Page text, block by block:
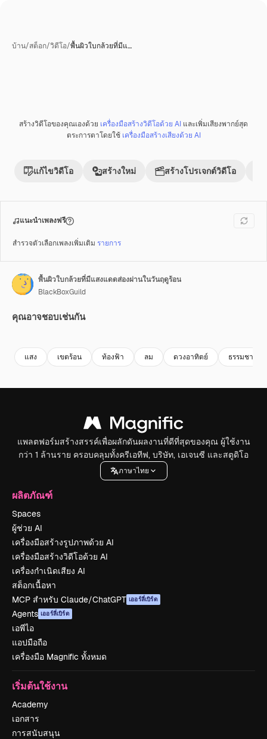
บ้าน/สต็อก/วิดีโอ/พื้นผิวใบกล้วยที่มีแ…
พรีเมี่ยม
สร้างวิดีโอของคุณเองด้วย เครื่องมือสร้างวิดีโอด้วย AI และเพิ่มเสียงพากย์สุด
ตระการตาโดยใช้ เครื่องมือสร้างเสียงด้วย AI
แก้ไขวิดีโอ สร้างใหม่ สร้างโปรเจกต์วิดีโอ
แนะนำเพลงฟรี
สำรวจตัวเลือกเพลงเพิ่มเติม รายการ
พื้นผิวใบกล้วยที่มีแสงแดดส่องผ่านในวันฤดูร้อน
BlackBoxGuild
คุณอาจชอบเช่นกัน
แสง เขตร้อน ท้องฟ้า ลม ดวงอาทิตย์ ธรรมชาติ
แพลตฟอร์มสร้างสรรค์เพื่อผลักดันผลงานที่ดีที่สุดของคุณ ผู้ใช้งาน
กว่า 1 ล้านราย ครอบคลุมทั้งครีเอทีฟ, บริษัท, เอเจนซี และสตูดิโอ
ภาษาไทย
ผลิตภัณฑ์
Spaces
ผู้ช่วย AI
เครื่องมือสร้างรูปภาพด้วย AI
เครื่องมือสร้างวิดีโอด้วย AI
เครื่องกำเนิดเสียง AI
สต็อกเนื้อหา
MCP สำหรับ Claude/ChatGPT เออร์ลี่เบิร์ด
Agents เออร์ลี่เบิร์ด
เอพีไอ
แอปมือถือ
เครื่องมือ Magnific ทั้งหมด
เริ่มต้นใช้งาน
Academy
เอกสาร
การสนับสนุน